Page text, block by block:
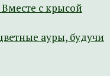
с крысой
ауры, будучи